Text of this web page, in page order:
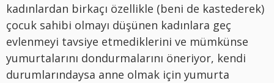
kadınlardan birkaçı özellikle (beni de kastederek)
çocuk sahibi olmayı düşünen kadınlara geç
evlenmeyi tavsiye etmediklerini ve mümkünse
yumurtalarını dondurmalarını öneriyor, kendi
durumlarındaysa anne olmak için yumurta